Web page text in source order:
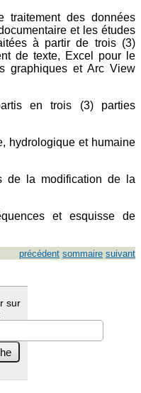
traitement des données
et les études
à partir de trois (3)
de texte, Excel pour le
graphiques et Arc View
en trois (3) parties
hydrologique et humaine
de la modification de la
et esquisse de
précédent sommaire suivant
sur